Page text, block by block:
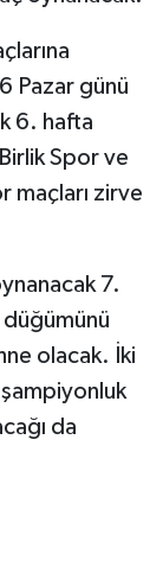
Pazar günü
6. hafta
Spor ve
maçları zirve
7.
düğümünü
olacak. İki
şampiyonluk
da